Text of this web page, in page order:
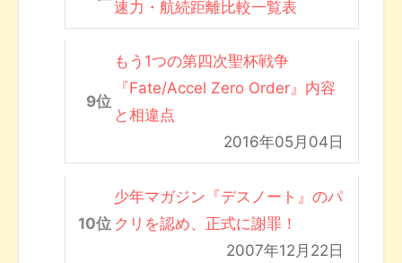
速力・航続距離比較一覧表
もう1つの第四次聖杯戦争
『Fate/Accel Zero Order』内容
と相違点
2016年05月04日
少年マガジン『デスノート』のパ
クリを認め、正式に謝罪！
2007年12月22日